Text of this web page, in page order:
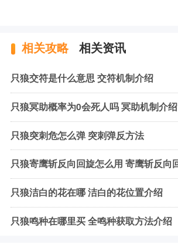
相关攻略 相关资讯
只狼交符是什么意思 交符机制介绍
只狼冥助概率为0会死人吗 冥助机制介绍
只狼突刺危怎么弹 突刺弹反方法
只狼洁白的花在哪 洁白的花位置介绍
只狼鸣种在哪里买 全鸣种获取方法介绍